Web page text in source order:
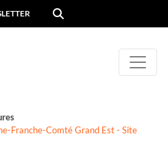
Franche-Comté Grand Est - Site